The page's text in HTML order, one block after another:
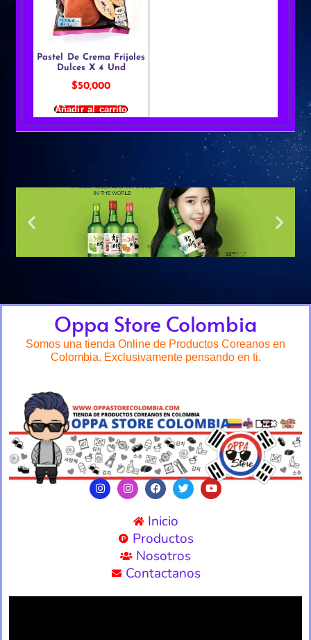
Pastel De Crema Frijoles
Dulces X 4 Und
$50,000
Añadir al carrito
Oppa Store Colombia
Somos una tienda Online de Productos Coreanos en
Colombia. Exclusivamente pensando en ti.
Inicio
Productos
Nosotros
Contactanos